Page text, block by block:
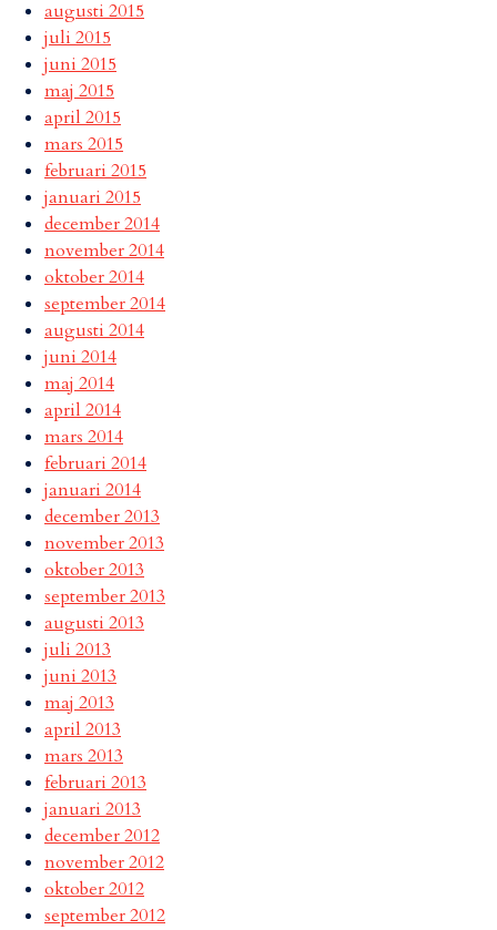
augusti 2015
juli 2015
juni 2015
maj 2015
april 2015
mars 2015
februari 2015
januari 2015
december 2014
november 2014
oktober 2014
september 2014
augusti 2014
juni 2014
maj 2014
april 2014
mars 2014
februari 2014
januari 2014
december 2013
november 2013
oktober 2013
september 2013
augusti 2013
juli 2013
juni 2013
maj 2013
april 2013
mars 2013
februari 2013
januari 2013
december 2012
november 2012
oktober 2012
september 2012